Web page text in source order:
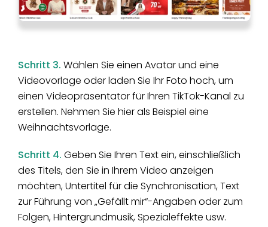
Schritt 3. Wählen Sie einen Avatar und eine
Videovorlage oder laden Sie Ihr Foto hoch, um
einen Videopräsentator für Ihren TikTok-Kanal zu
erstellen. Nehmen Sie hier als Beispiel eine
Weihnachtsvorlage.
Schritt 4. Geben Sie Ihren Text ein, einschließlich
des Titels, den Sie in Ihrem Video anzeigen
möchten, Untertitel für die Synchronisation, Text
zur Führung von „Gefällt mir“-Angaben oder zum
Folgen, Hintergrundmusik, Spezialeffekte usw.